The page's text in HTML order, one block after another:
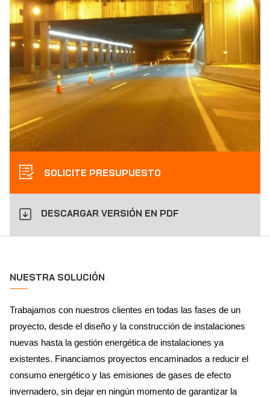
SOLICITE PRESUPUESTO
DESCARGAR VERSIÓN EN PDF
NUESTRA SOLUCIÓN
Trabajamos con nuestros clientes en todas las fases de un
proyecto, desde el diseño y la construcción de instalaciones
nuevas hasta la gestión energética de instalaciones ya
existentes. Financiamos proyectos encaminados a reducir el
consumo energético y las emisiones de gases de efecto
invernadero, sin dejar en ningún momento de garantizar la